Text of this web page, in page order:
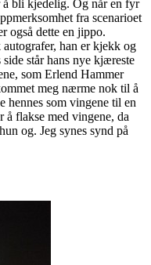
å bli kjedelig. Og når en fyr
fra scenarioet
også dette en jippo.
han er kjekk og
står hans nye kjæreste
som Erlend Hammer
meg nærme nok til å
hennes som vingene til en
å flakse med vingene, da
og. Jeg synes synd på